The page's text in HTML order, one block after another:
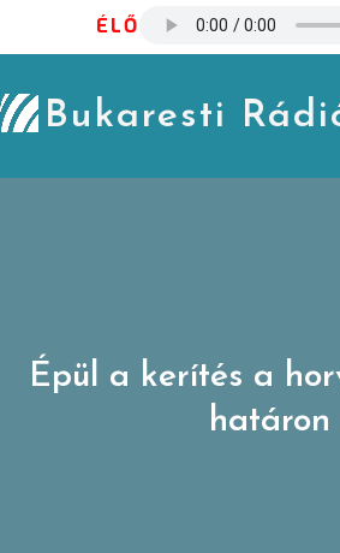
ÉLŐ
Bukaresti
Épül a kerítés a
határon